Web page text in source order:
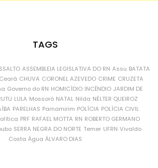
TAGS
ASSEMBLEIA LEGISLATIVA DO RN Assu BATATA
Ceará CHUVA CORONEL AZEVEDO CRIME CRUZETA
Governo do RN HOMICÍDIO INCÊNDIO JARDIM DE
LULA Mossoró NATAL Nilda NÉLTER QUEIROZ
PARELHAS Parnamirim POLÍCIA POLÍCIA CIVIL
PRF RAFAEL MOTTA RN ROBERTO GERMANO
SERRA NEGRA DO NORTE Temer UFRN Vivaldo
Costa Água ÁLVARO DIAS